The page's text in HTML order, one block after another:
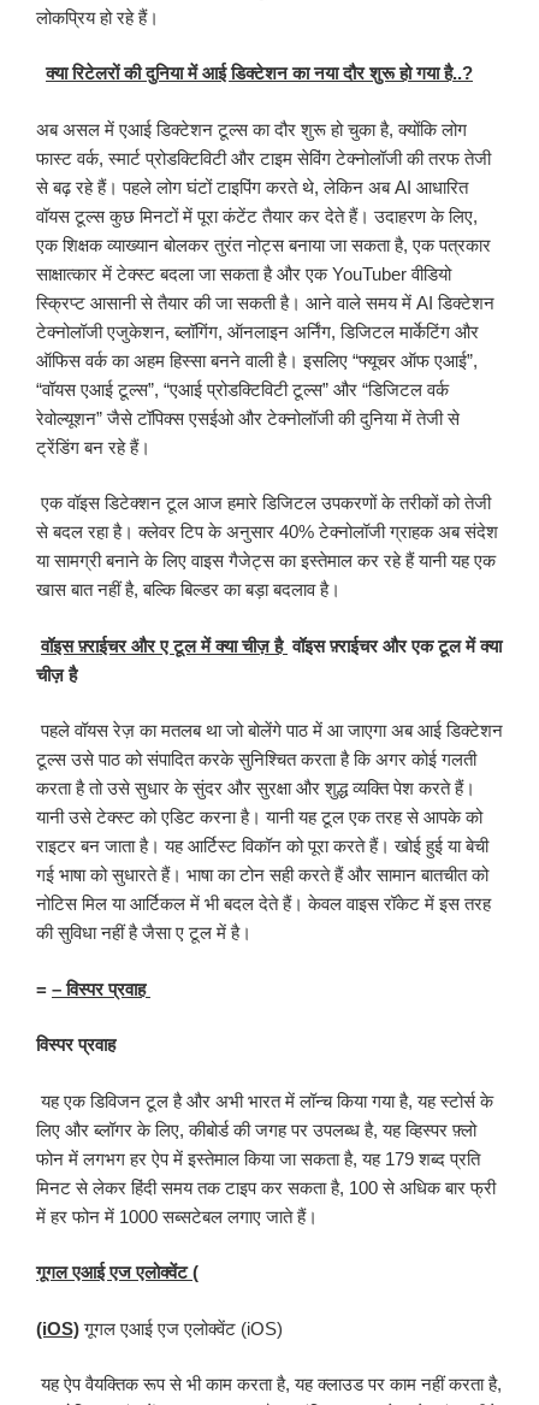
लोकप्रिय हो रहे हैं।
क्या रिटेलरों की दुनिया में आई डिक्टेशन का नया दौर शुरू हो गया है..?
अब असल में एआई डिक्टेशन टूल्स का दौर शुरू हो चुका है, क्योंकि लोग
फास्ट वर्क, स्मार्ट प्रोडक्टिविटी और टाइम सेविंग टेक्नोलॉजी की तरफ तेजी
से बढ़ रहे हैं। पहले लोग घंटों टाइपिंग करते थे, लेकिन अब AI आधारित
वॉयस टूल्स कुछ मिनटों में पूरा कंटेंट तैयार कर देते हैं। उदाहरण के लिए,
एक शिक्षक व्याख्यान बोलकर तुरंत नोट्स बनाया जा सकता है, एक पत्रकार
साक्षात्कार में टेक्स्ट बदला जा सकता है और एक YouTuber वीडियो
स्क्रिप्ट आसानी से तैयार की जा सकती है। आने वाले समय में AI डिक्टेशन
टेक्नोलॉजी एजुकेशन, ब्लॉगिंग, ऑनलाइन अर्निंग, डिजिटल मार्केटिंग और
ऑफिस वर्क का अहम हिस्सा बनने वाली है। इसलिए “फ्यूचर ऑफ एआई”,
“वॉयस एआई टूल्स”, “एआई प्रोडक्टिविटी टूल्स” और “डिजिटल वर्क
रेवोल्यूशन” जैसे टॉपिक्स एसईओ और टेक्नोलॉजी की दुनिया में तेजी से
ट्रेंडिंग बन रहे हैं।
एक वॉइस डिटेक्शन टूल आज हमारे डिजिटल उपकरणों के तरीकों को तेजी
से बदल रहा है। क्लेवर टिप के अनुसार 40% टेक्नोलॉजी ग्राहक अब संदेश
या सामग्री बनाने के लिए वाइस गैजेट्स का इस्तेमाल कर रहे हैं यानी यह एक
खास बात नहीं है, बल्कि बिल्डर का बड़ा बदलाव है।
वॉइस फ़्राईचर और ए टूल में क्या चीज़ है वॉइस फ़्राईचर और एक टूल में क्या
चीज़ है
पहले वॉयस रेज़ का मतलब था जो बोलेंगे पाठ में आ जाएगा अब आई डिक्टेशन
टूल्स उसे पाठ को संपादित करके सुनिश्चित करता है कि अगर कोई गलती
करता है तो उसे सुधार के सुंदर और सुरक्षा और शुद्ध व्यक्ति पेश करते हैं।
यानी उसे टेक्स्ट को एडिट करना है। यानी यह टूल एक तरह से आपके को
राइटर बन जाता है। यह आर्टिस्ट विकॉन को पूरा करते हैं। खोई हुई या बेची
गई भाषा को सुधारते हैं। भाषा का टोन सही करते हैं और सामान बातचीत को
नोटिस मिल या आर्टिकल में भी बदल देते हैं। केवल वाइस रॉकेट में इस तरह
की सुविधा नहीं है जैसा ए टूल में है।
= – विस्पर प्रवाह
विस्पर प्रवाह
यह एक डिविजन टूल है और अभी भारत में लॉन्च किया गया है, यह स्टोर्स के
लिए और ब्लॉगर के लिए, कीबोर्ड की जगह पर उपलब्ध है, यह व्हिस्पर फ़्लो
फोन में लगभग हर ऐप में इस्तेमाल किया जा सकता है, यह 179 शब्द प्रति
मिनट से लेकर हिंदी समय तक टाइप कर सकता है, 100 से अधिक बार फ्री
में हर फोन में 1000 सब्सटेबल लगाए जाते हैं।
गूगल एआई एज एलोक्वेंट (
(iOS)गूगल एआई एज एलोक्वेंट (iOS)
यह ऐप वैयक्तिक रूप से भी काम करता है, यह क्लाउड पर काम नहीं करता है,